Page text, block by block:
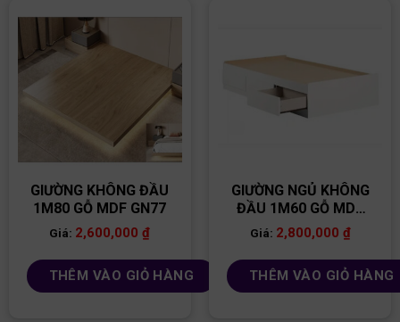
GIƯỜNG KHÔNG ĐẦU
1M80 GỖ MDF GN77
Giá: 2,600,000₫
THÊM VÀO GIỎ HÀNG
GIƯỜNG NGỦ KHÔNG
ĐẦU 1M60 GỖ MDF
GN64
Giá: 2,800,000 ₫
THÊM VÀO GIỎ HÀNG